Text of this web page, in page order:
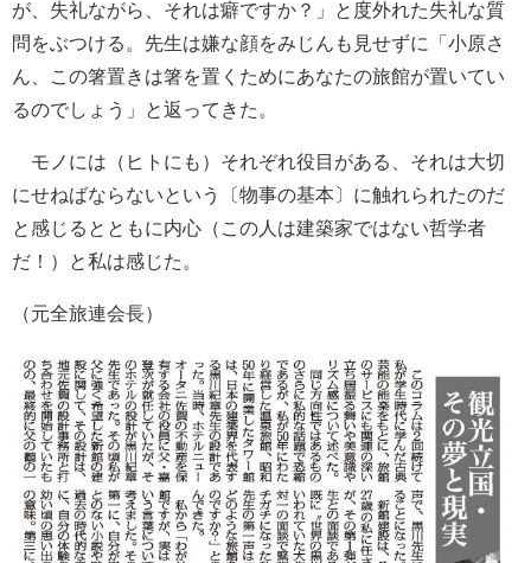
が、失礼ながら、それは癖ですか？」と度外れた失礼な質
問をぶつける。先生は嫌な顔をみじんも見せずに「小原さ
ん、この箸置きは箸を置くためにあなたの旅館が置いてい
るのでしょう」と返ってきた。
モノには（ヒトにも）それぞれ役目がある、それは大切
にせねばならないという〔物事の基本〕に触れられたのだ
と感じるとともに内心（この人は建築家ではない哲学者
だ！）と私は感じた。
（元全旅連会長）